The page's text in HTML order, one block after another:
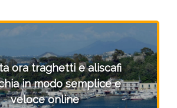
ora traghetti e aliscafi
in modo semplice e
veloce online